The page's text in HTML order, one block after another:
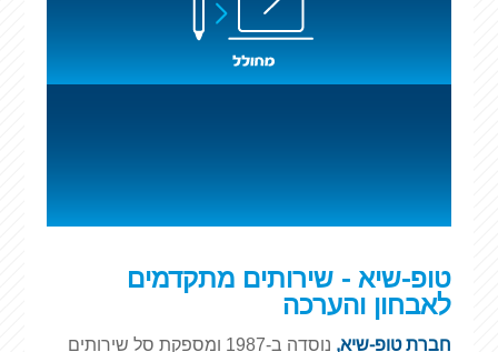
טופ-שיא - שירותים מתקדמים
לאבחון והערכה
חברת טופ-שיא, נוסדה ב-1987 ומספקת סל שירותים